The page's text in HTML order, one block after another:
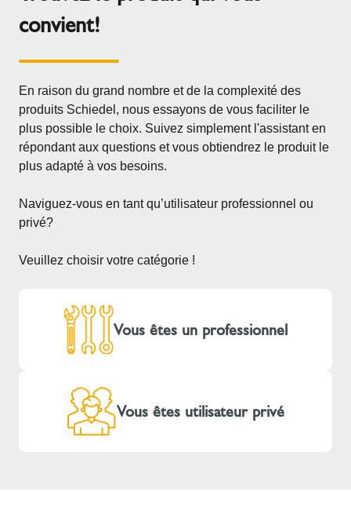
convient!
En raison du grand nombre et de la complexité des
produits Schiedel, nous essayons de vous faciliter le
plus possible le choix. Suivez simplement l'assistant en
répondant aux questions et vous obtiendrez le produit le
plus adapté à vos besoins.
Naviguez-vous en tant qu’utilisateur professionnel ou
privé?
Veuillez choisir votre catégorie !
Vous êtes un professionnel
Vous êtes utilisateur privé